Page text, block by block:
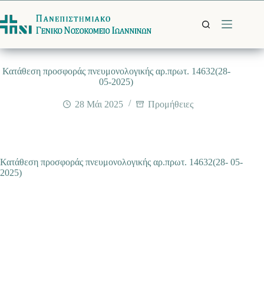
στο
περιεχόμενο
Κατάθεση προσφοράς πνευμονολογικής αρ.πρωτ. 14632(28-
05-2025)
28 Μάι 2025 Προμήθειες
Κατάθεση προσφοράς πνευμονολογικής αρ.πρωτ. 14632(28- 05-
2025)